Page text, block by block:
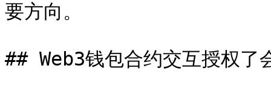
要方向。
## Web3钱包合约交互授权了